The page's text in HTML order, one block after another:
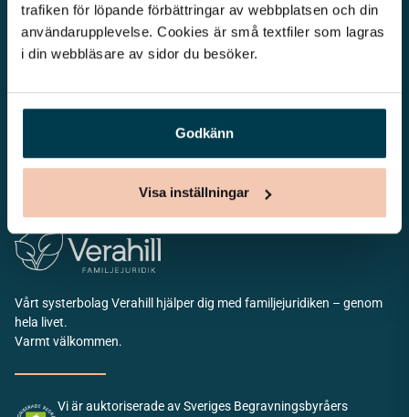
trafiken för löpande förbättringar av webbplatsen och din
användarupplevelse. Cookies är små textfiler som lagras
i din webbläsare av sidor du besöker.
Godkänn
Visa inställningar
Vår begravningsbyrå är en del av Klarahill. Klarahill består av
kunniga lokala familjeföretag som är auktoriserade inom Sveriges
oss, både när det gäller bemötande och när vi utformar
skräddarsydda personliga begravningar.
010 - 33 33 623
Vårt systerbolag Verahill hjälper dig med familjejuridiken – genom
hela livet.
Varmt välkommen.
Vi är auktoriserade av Sveriges Begravningsbyråers